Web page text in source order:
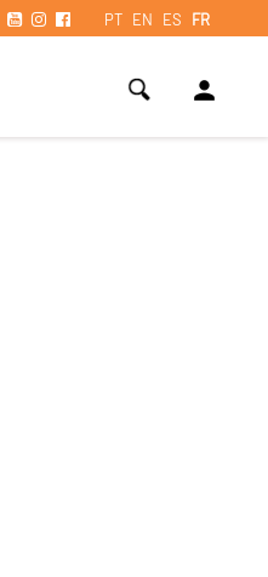
PT EN ES FR
person